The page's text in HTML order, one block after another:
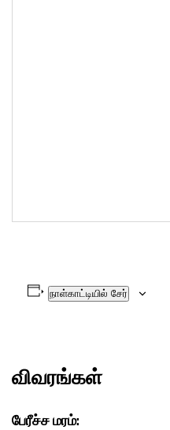
நாள்காட்டியில் சேர்
விவரங்கள்
பேரீச்ச மரம்: